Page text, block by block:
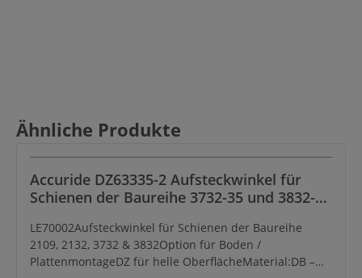
Produktgalerie überspringen
Ähnliche Produkte
Accuride DZ63335-2 Aufsteckwinkel für
Schienen der Baureihe 3732-35 und 3832-
LE70002Aufsteckwinkel für Schienen der Baureihe
2109, 2132, 3732 & 3832Option für Boden /
PlattenmontageDZ für helle OberflächeMaterial:DB –